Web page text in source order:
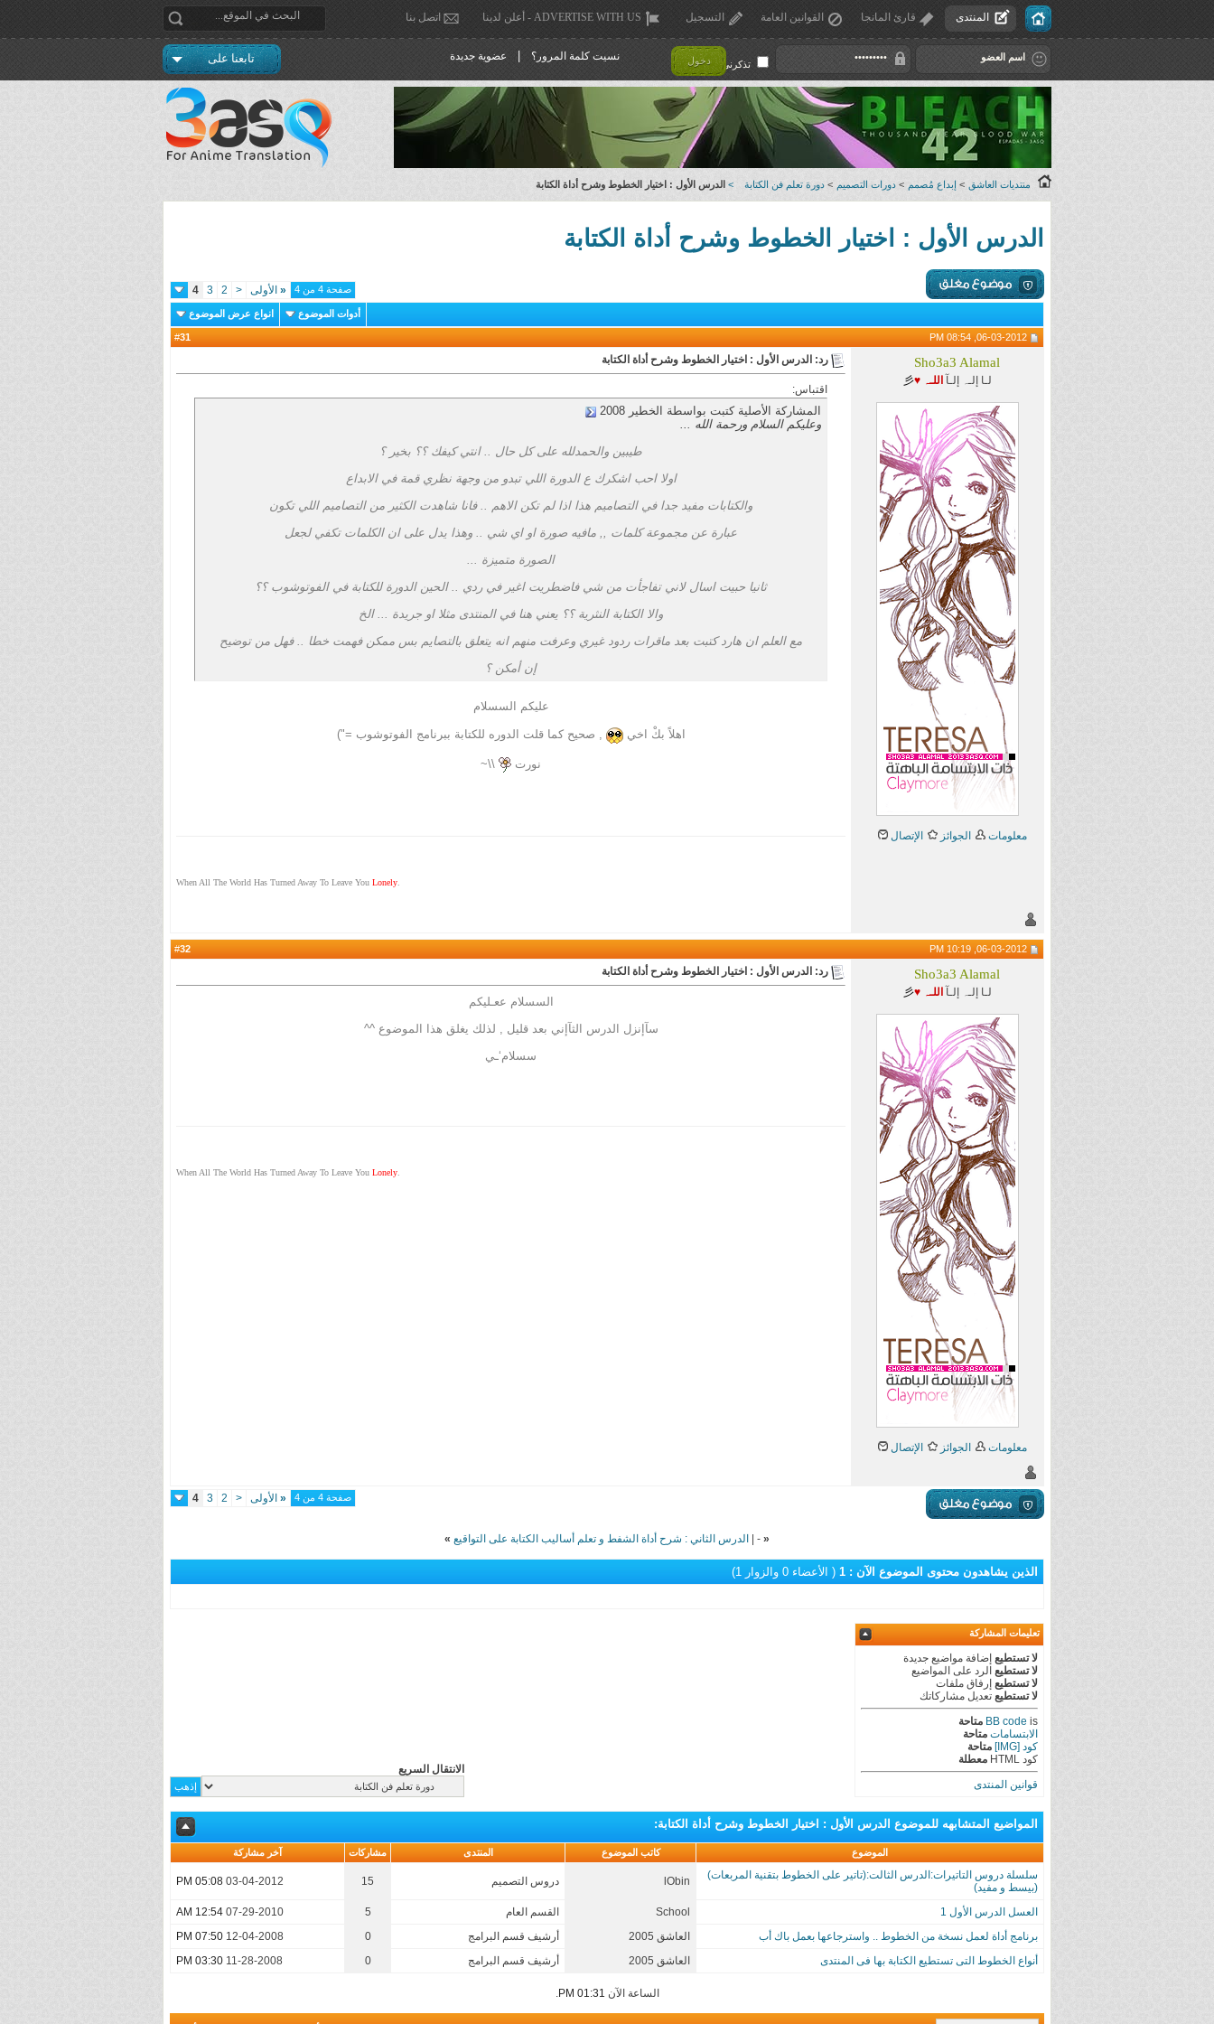
المنتدى قارئ المانجا القوانين العامة التسجيل ADVERTISE WITH US - أعلن لدينا اتصل بنا
تذكرني ! دخول نسيت كلمة المرور؟ عضوية جديدة تابعنا على
منتديات العاشق > إبداع مُصمم > دورات التصميم > دورة تعلم فن الكتابة > الدرس الأول : اختيار الخطوط وشرح أداة الكتابة
الدرس الأول : اختيار الخطوط وشرح أداة الكتابة
صفحة 4 من 4 « الأولى <
2
3
4
أدوات الموضوع انواع عرض الموضوع
31
Sho3a3 Alamal
لـا إلـہ إلـآ اللـہ ♥彡
معلومات الجوائز الإتصال
رد: الدرس الأول : اختيار الخطوط وشرح أداة الكتابة
اقتباس:
المشاركة الأصلية كتبت بواسطة الخطير 2008
وعليكم السلام ورحمة الله ...
طيبين والحمدلله على كل حال .. انتي كيفك ؟؟ بخير ؟
اولا احب اشكرك ع الدورة اللي تبدو من وجهة نظري قمة في الابداع
والكتابات مفيد جدا في التصاميم هذا اذا لم تكن الاهم .. فانا شاهدت الكثير من التصاميم اللي تكون
عبارة عن مجموعة كلمات ,, مافيه صورة او اي شي .. وهذا يدل على ان الكلمات تكفي لجعل
الصورة متميزة ...
ثانيا حبيت اسال لاني تفاجأت من شي فاضطريت اغير في ردي .. الحين الدورة للكتابة في الفوتوشوب ؟؟
والا الكتابة النثرية ؟؟ يعني هنا في المنتدى مثلا او جريدة ... الخ
مع العلم ان هارد كتبت بعد ماقرات ردود غيري وعرفت منهم انه يتعلق بالتصايم بس ممكن فهمت خطا .. فهل من توضيح
إن أمكن ؟
عليكم السسلام
اهلاً بكْ اخي , صحيح كما قلت الدوره للكتابة ببرنامج الفوتوشوب =")
نورت \\~
.
When All The World Has Turned Away To Leave You Lonely
32
Sho3a3 Alamal
لـا إلـہ إلـآ اللـہ ♥彡
معلومات الجوائز الإتصال
رد: الدرس الأول : اختيار الخطوط وشرح أداة الكتابة
السسلام ععـليكم
سآإنزل الدرس الثآإني بعد قليل , لذلك يغلق هذا الموضوع ^^
سسلام‘ـي
.
When All The World Has Turned Away To Leave You Lonely
صفحة 4 من 4 « الأولى <
2
3
4
«
-
| الدرس الثاني : شرح أداة الشفط و تعلم أساليب الكتابة على التواقيع »
الذين يشاهدون محتوى الموضوع الآن : 1 ( الأعضاء 0 والزوار 1)
تعليمات المشاركة
لا تستطيع إضافة مواضيع جديدة
لا تستطيع الرد على المواضيع
لا تستطيع إرفاق ملفات
لا تستطيع تعديل مشاركاتك
BB code is
متاحة
الابتسامات متاحة
كود [IMG]
متاحة
كود HTML
معطلة
قوانين المنتدى
الانتقال السريع
المواضيع المتشابهه للموضوع الدرس الأول : اختيار الخطوط وشرح أداة الكتابة:
الموضوع كاتب الموضوع المنتدى مشاركات آخر مشاركة
سلسلة دروس التاتيرات:الدرس الثالت:(تاتير على الخطوط بتقنية المربعات)
(بيسط و مفيد)
lObin دروس التصميم 15
03-04-2012
05:08 PM
العسل الدرس الأول 1 School القسم العام 5
07-29-2010
12:54 AM
برنامج أداة لعمل نسخة من الخطوط .. واسترجاعها بعمل باك أب
العاشق 2005 أرشيف قسم البرامج 0
12-04-2008
07:50 PM
أنواع الخطوط التى تستطيع الكتابة بها فى المنتدى
العاشق 2005 أرشيف قسم البرامج 0
11-28-2008
03:30 PM
الساعة الآن 01:31 PM